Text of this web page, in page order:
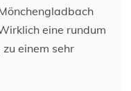
eine rundum
einem sehr